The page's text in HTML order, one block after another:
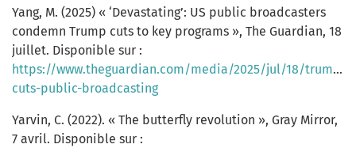
Yang, M. (2025) « ‘Devastating’: US public broadcasters
condemn Trump cuts to key programs », The Guardian, 18
juillet. Disponible sur :
https://www.theguardian.com/media/2025/jul/18/trump-
cuts-public-broadcasting
Yarvin, C. (2022). « The butterfly revolution », Gray Mirror,
7 avril. Disponible sur :